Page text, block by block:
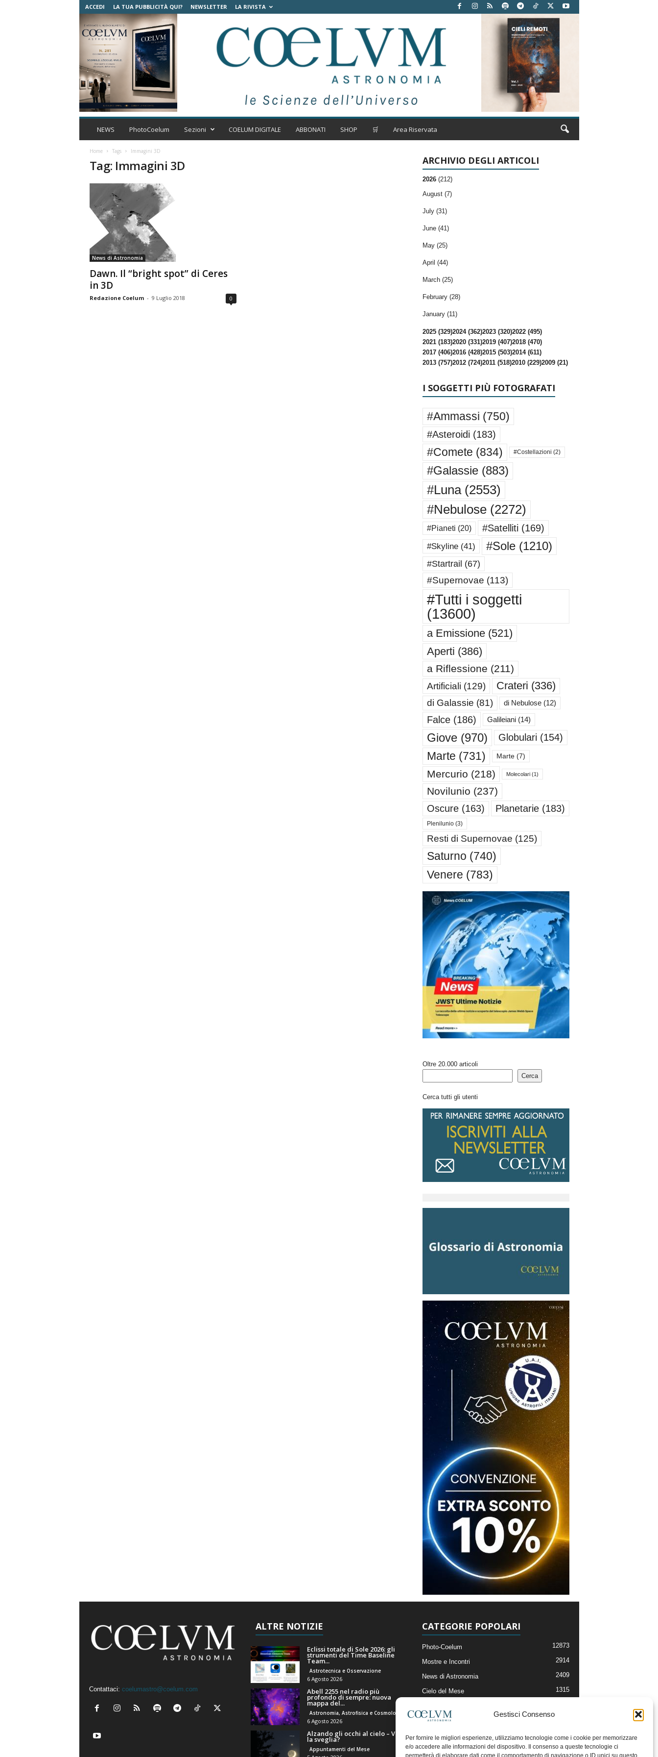
Gestisci Consenso
Per fornire le migliori esperienze, utilizziamo tecnologie come i cookie per memorizzare
e/o accedere alle informazioni del dispositivo. Il consenso a queste tecnologie ci
permetterà di elaborare dati come il comportamento di navigazione o ID unici su questo
ACCEDI LA TUA PUBBLICITÀ QUI? NEWSLETTER LA RIVISTA
C
m
a
NEWS PhotoCoelum Sezioni COELUM DIGITALE ABBONATI SHOP 🛒 Area Riservata
Home Tags Immagini 3D
Tag: Immagini 3D
News di Astronomia
Dawn. Il “bright spot” di Ceres
in 3D
Redazione Coelum - 9 Luglio 2018 0
ARCHIVIO DEGLI ARTICOLI
2026 (212)
August (7)
July (31)
June (41)
May (25)
April (44)
March (25)
February (28)
January (11)
2025 (329)2024 (362)2023 (320)2022 (495)
2021 (183)2020 (331)2019 (407)2018 (470)
2017 (406)2016 (428)2015 (503)2014 (611)
2013 (757)2012 (724)2011 (518)2010 (229)2009 (21)
I SOGGETTI PIÙ FOTOGRAFATI
#Ammassi (750)
#Asteroidi (183)
#Comete (834) #Costellazioni (2)
#Galassie(883)
#Luna(2553)
#Nebulose(2272)
#Pianeti (20) #Satelliti (169)
#Skyline(41) #Sole(1210)
#Startrail (67)
#Supernovae (113)
#Tutti i soggetti
(13600)
a Emissione(521)
Aperti (386)
a Riflessione (211)
Artificiali (129) Crateri (336)
di Galassie (81) di Nebulose(12)
Falce(186) Galileiani(14)
Giove(970) Globulari (154)
Marte (731) Marte(7)
Mercurio (218) Molecolari(1)
Novilunio (237)
Oscure(163) Planetarie(183)
Plenilunio(3)
Resti di Supernovae (125)
Saturno (740)
Venere (783)
Oltre 20.000 articoli
Cerca
Cerca tutti gli utenti
Contattaci: coelumastro@coelum.com
ALTRE NOTIZIE
Eclissi totale di Sole 2026: gli
strumenti del Time Baseline
Team...
Astrotecnica e Osservazione
6 Agosto 2026
Abell 2255 nel radio più
profondo di sempre: nuova
mappa del...
Astronomia, Astrofisica e Cosmologia
6 Agosto 2026
Alzando gli occhi al cielo – Vale
la sveglia?
Appuntamenti del Mese
CATEGORIE POPOLARI
Photo-Coelum 12873
Mostre e Incontri 2914
News di Astronomia 2409
Cielo del Mese 1315
Articoli e Risorse On-Line
Il Blog della Redazione